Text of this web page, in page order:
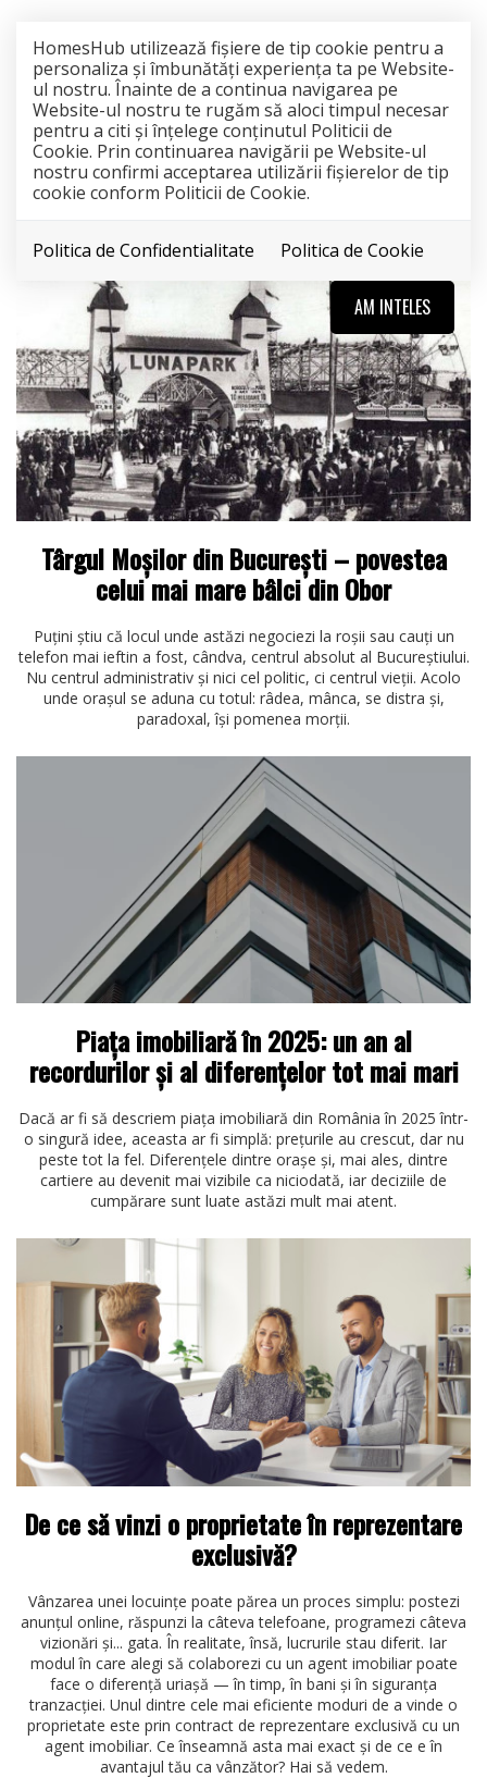
HomesHub utilizează fişiere de tip cookie pentru a
personaliza și îmbunătăți experiența ta pe Website-
ul nostru. Înainte de a continua navigarea pe
Website-ul nostru te rugăm să aloci timpul necesar
pentru a citi și înțelege conținutul Politicii de
Cookie. Prin continuarea navigării pe Website-ul
nostru confirmi acceptarea utilizării fişierelor de tip
cookie conform Politicii de Cookie.
Politica de Confidentialitate Politica de Cookie
AM INTELES
Târgul Moșilor din București – povestea
celui mai mare bâlci din Obor
Puțini știu că locul unde astăzi negociezi la roșii sau cauți un
telefon mai ieftin a fost, cândva, centrul absolut al Bucureștiului.
Nu centrul administrativ și nici cel politic, ci centrul vieții. Acolo
unde orașul se aduna cu totul: râdea, mânca, se distra și,
paradoxal, își pomenea morții.
Piața imobiliară în 2025: un an al
recordurilor și al diferențelor tot mai mari
Dacă ar fi să descriem piața imobiliară din România în 2025 într-
o singură idee, aceasta ar fi simplă: prețurile au crescut, dar nu
peste tot la fel. Diferențele dintre orașe și, mai ales, dintre
cartiere au devenit mai vizibile ca niciodată, iar deciziile de
cumpărare sunt luate astăzi mult mai atent.
De ce să vinzi o proprietate în reprezentare
exclusivă?
Vânzarea unei locuințe poate părea un proces simplu: postezi
anunțul online, răspunzi la câteva telefoane, programezi câteva
vizionări și... gata. În realitate, însă, lucrurile stau diferit. Iar
modul în care alegi să colaborezi cu un agent imobiliar poate
face o diferență uriașă — în timp, în bani și în siguranța
tranzacției. Unul dintre cele mai eficiente moduri de a vinde o
proprietate este prin contract de reprezentare exclusivă cu un
agent imobiliar. Ce înseamnă asta mai exact și de ce e în
avantajul tău ca vânzător? Hai să vedem.